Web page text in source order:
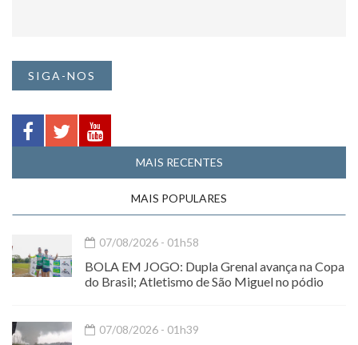
SIGA-NOS
MAIS RECENTES
MAIS POPULARES
07/08/2026 - 01h58
BOLA EM JOGO: Dupla Grenal avança na Copa
do Brasil; Atletismo de São Miguel no pódio
07/08/2026 - 01h39